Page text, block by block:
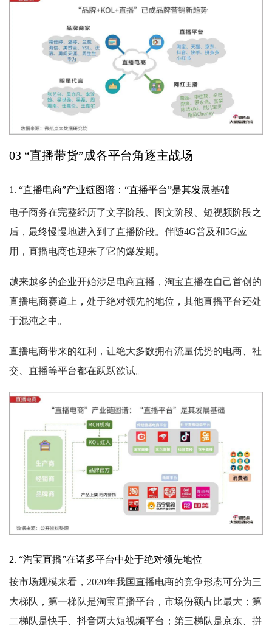
03 “直播带货”成各平台角逐主战场
1. “直播电商”产业链图谱：“直播平台”是其发展基础
电子商务在完整经历了文字阶段、图文阶段、短视频阶段之
后，最终慢慢地进入到了直播阶段。伴随4G普及和5G应
用，直播电商也迎来了它的爆发期。
越来越多的企业开始涉足电商直播，淘宝直播在自己首创的
直播电商赛道上，处于绝对领先的地位，其他直播平台还处
于混沌之中。
直播电商带来的红利，让绝大多数拥有流量优势的电商、社
交、直播等平台都在跃跃欲试。
2. “淘宝直播”在诸多平台中处于绝对领先地位
按市场规模来看，2020年我国直播电商的竞争形态可分为三
大梯队，第一梯队是淘宝直播平台，市场份额占比最大；第
二梯队是快手、抖音两大短视频平台；第三梯队是京东、拼